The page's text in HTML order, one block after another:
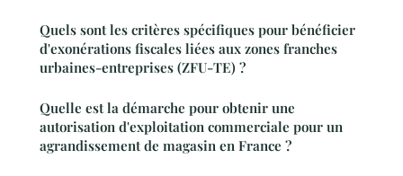
Quels sont les critères spécifiques pour bénéficier
d'exonérations fiscales liées aux zones franches
urbaines-entreprises (ZFU-TE) ?
Quelle est la démarche pour obtenir une
autorisation d'exploitation commerciale pour un
agrandissement de magasin en France ?